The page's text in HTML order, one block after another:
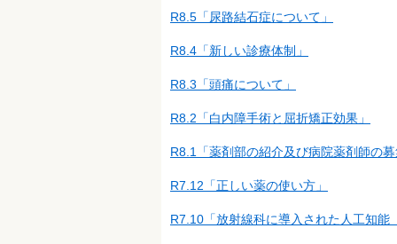
R8.5「尿路結石症について」
R8.4「新しい診療体制」
R8.3「頭痛について」
R8.2「白内障手術と屈折矯正効果」
R8.1「薬剤部の紹介及び病院薬剤師の募
R7.12「正しい薬の使い方」
R7.10「放射線科に導入された人工知能